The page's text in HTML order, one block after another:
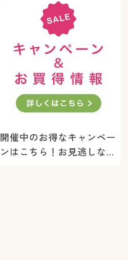
開催中のお得なキャンペー
ンはこちら！お見逃しな